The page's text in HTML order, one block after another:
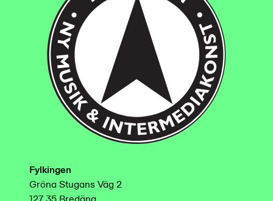
Fylkingen
Gröna Stugans Väg 2